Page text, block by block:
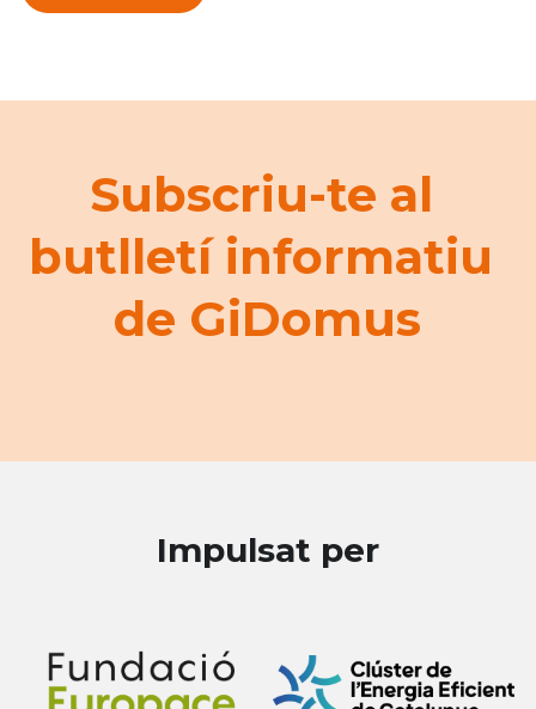
Subscriu-te al
butlletí informatiu
de GiDomus
Impulsat per